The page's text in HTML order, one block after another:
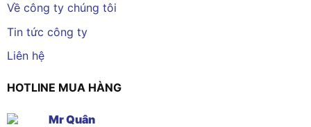
Về công ty chúng tôi
Tin tức công ty
Liên hệ
HOTLINE MUA HÀNG
Mr Quân